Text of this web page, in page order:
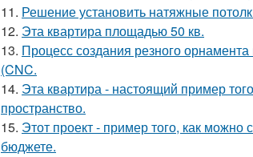
11. Решение установить натяжные
12. Эта квартира площадью 50 кв.
13. Процесс создания резного
(CNC.
14. Эта квартира - настоящий пример
пространство.
15. Этот проект - пример того, как
бюджете.